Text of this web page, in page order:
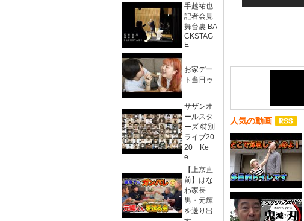
手越祐也
記者会見
舞台裏 BA
CKSTAG
E
お家デー
ト当日ゥ
サザンオ
ールスタ
ーズ 特別
ライブ20
20「Ke
e...
【上京直
前】はな
わ家長
男・元輝
を送り出
人気の動画